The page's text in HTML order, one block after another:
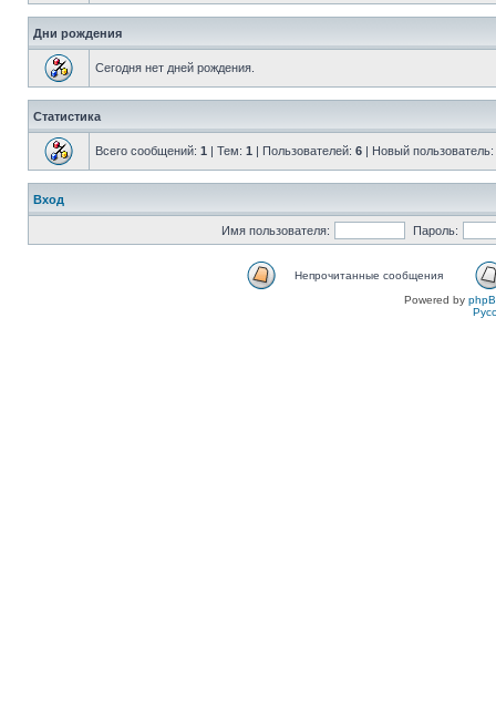
Дни рождения
Сегодня нет дней рождения.
Статистика
Всего сообщений: 1 | Тем: 1 | Пользователей: 6 | Новый пользователь:
Вход
Имя пользователя: Пароль:
Непрочитанные сообщения
Powered by